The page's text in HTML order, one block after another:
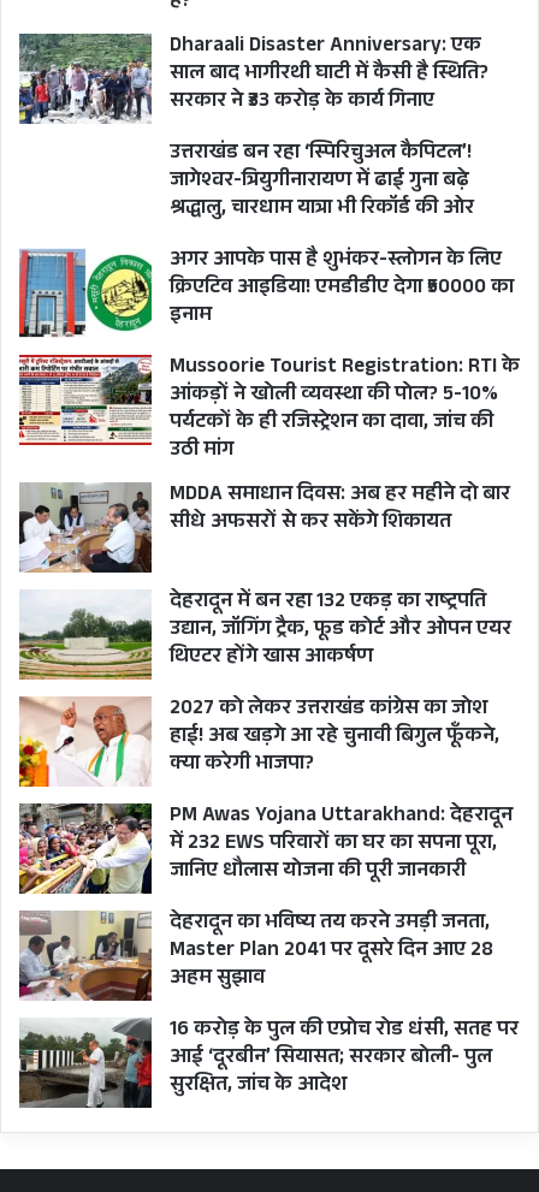
Dharaali Disaster Anniversary: एक
साल बाद भागीरथी घाटी में कैसी है स्थिति?
सरकार ने ₹33 करोड़ के कार्य गिनाए
उत्तराखंड बन रहा ‘स्पिरिचुअल कैपिटल’!
जागेश्वर-त्रियुगीनारायण में ढाई गुना बढ़े
श्रद्धालु, चारधाम यात्रा भी रिकॉर्ड की ओर
अगर आपके पास है शुभंकर-स्लोगन के लिए
क्रिएटिव आइडिया! एमडीडीए देगा ₹50000 का
इनाम
Mussoorie Tourist Registration: RTI के
आंकड़ों ने खोली व्यवस्था की पोल? 5-10%
पर्यटकों के ही रजिस्ट्रेशन का दावा, जांच की
उठी मांग
MDDA समाधान दिवस: अब हर महीने दो बार
सीधे अफसरों से कर सकेंगे शिकायत
देहरादून में बन रहा 132 एकड़ का राष्ट्रपति
उद्यान, जॉगिंग ट्रैक, फूड कोर्ट और ओपन एयर
थिएटर होंगे खास आकर्षण
2027 को लेकर उत्तराखंड कांग्रेस का जोश
हाई! अब खड़गे आ रहे चुनावी बिगुल फूँकने,
क्या करेगी भाजपा?
PM Awas Yojana Uttarakhand: देहरादून
में 232 EWS परिवारों का घर का सपना पूरा,
जानिए धौलास योजना की पूरी जानकारी
देहरादून का भविष्य तय करने उमड़ी जनता,
Master Plan 2041 पर दूसरे दिन आए 28
अहम सुझाव
16 करोड़ के पुल की एप्रोच रोड धंसी, सतह पर
आई ‘दूरबीन’ सियासत; सरकार बोली- पुल
सुरक्षित, जांच के आदेश